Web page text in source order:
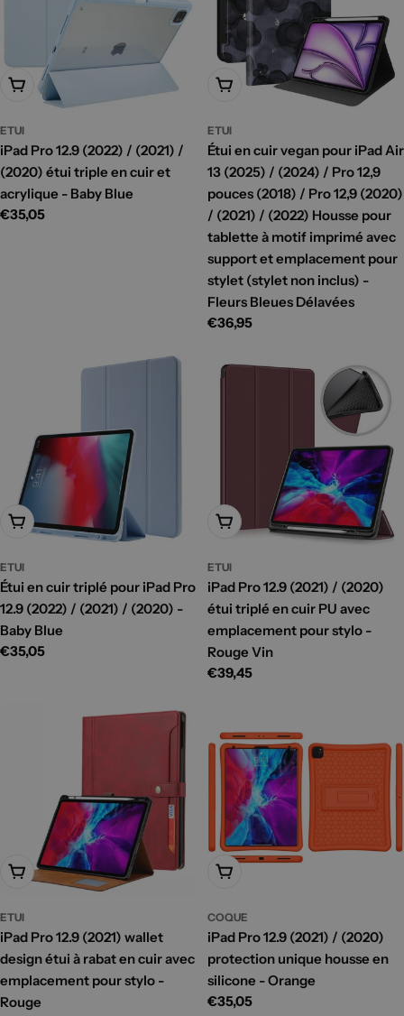
Ajouter Au Panier
ETUI
iPad Pro 12.9 (2022) / (2021) /
(2020) étui triple en cuir et
acrylique - Baby Blue
Prix
€35,05
Ajouter Au Panier
ETUI
Étui en cuir vegan pour iPad Air
13 (2025) / (2024) / Pro 12,9
pouces (2018) / Pro 12,9 (2020)
/ (2021) / (2022) Housse pour
tablette à motif imprimé avec
support et emplacement pour
stylet (stylet non inclus) -
Fleurs Bleues Délavées
Prix
€36,95
Ajouter Au Panier
ETUI
Étui en cuir triplé pour iPad Pro
12.9 (2022) / (2021) / (2020) -
Baby Blue
Prix
€35,05
Ajouter Au Panier
ETUI
iPad Pro 12.9 (2021) / (2020)
étui triplé en cuir PU avec
emplacement pour stylo -
Rouge Vin
Prix
€39,45
Ajouter Au Panier
ETUI
iPad Pro 12.9 (2021) wallet
design étui à rabat en cuir avec
emplacement pour stylo -
Rouge
Ajouter Au Panier
COQUE
iPad Pro 12.9 (2021) / (2020)
protection unique housse en
silicone - Orange
Prix
€35,05